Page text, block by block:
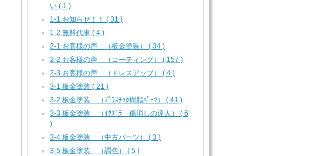
い ( 1 )
1-1 お知らせ！！ ( 31 )
1-2 無料代車 ( 4 )
2-1 お客様の声 （板金塗装） ( 34 )
2-2 お客様の声 （コーティング） ( 157 )
2-3 お客様の声 （ドレスアップ） ( 4 )
3-1 板金塗装 ( 21 )
3-2 板金塗装 （ﾌﾟﾗｽﾁｯｸ樹脂ﾊﾟｰﾂ） ( 41 )
3-3 板金塗装 （ｲﾀｽﾞﾗ・傷消しの達人） ( 6
)
3-4 板金塗装 （中古パーツ） ( 3 )
3-5 板金塗装 （調色） ( 5 )